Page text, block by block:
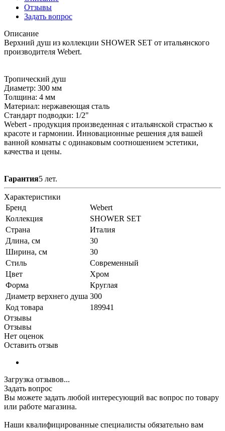
Отзывы
Задать вопрос
Описание
Верхний душ из коллекции SHOWER SET от итальянского
производителя Webert.
Тропический душ
Диаметр: 300 мм
Толщина: 4 мм
Материал: нержавеющая сталь
Стандарт подводки: 1/2"
Webert - продукция произведенная с итальянской страстью к
красоте и гармонии. Инновационные решения для вашей
ванной комнаты с одинаковым соотношением эстетики,
качества и цены.
Гарантия5 лет.
Характеристики
Бренд
Webert
Коллекция
SHOWER SET
Страна
Италия
Длина, см
30
Ширина, см
30
Стиль
Современный
Цвет
Хром
Форма
Круглая
Диаметр верхнего душа 300
Код товара
189941
Отзывы
Отзывы
Нет оценок
Оставить отзыв
Загрузка отзывов...
Задать вопрос
Вы можете задать любой интересующий вас вопрос по товару
или работе магазина.
Наши квалифицированные специалисты обязательно вам